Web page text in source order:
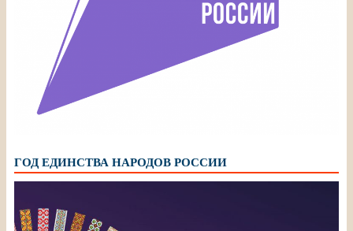
ГОД ЕДИНСТВА НАРОДОВ РОССИИ